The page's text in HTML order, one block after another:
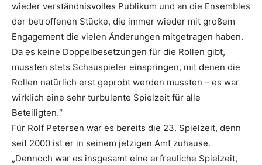
wieder verständnisvolles Publikum und an die Ensembles
der betroffenen Stücke, die immer wieder mit großem
Engagement die vielen Änderungen mitgetragen haben.
Da es keine Doppelbesetzungen für die Rollen gibt,
mussten stets Schauspieler einspringen, mit denen die
Rollen natürlich erst geprobt werden mussten – es war
wirklich eine sehr turbulente Spielzeit für alle
Beteiligten.“
Für Rolf Petersen war es bereits die 23. Spielzeit, denn
seit 2000 ist er in seinem jetzigen Amt zuhause.
„Dennoch war es insgesamt eine erfreuliche Spielzeit,